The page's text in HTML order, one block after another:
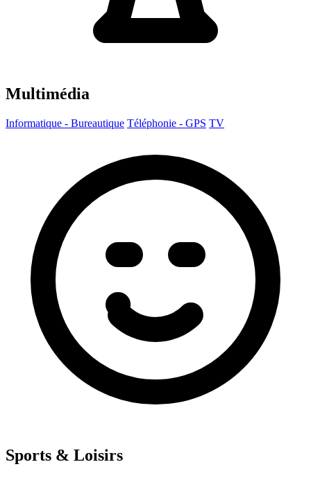
Multimédia
Informatique - Bureautique Téléphonie - GPS TV
Sports & Loisirs